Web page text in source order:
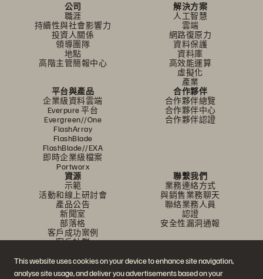
This website uses cookies on your device to enhance site navigation,
analyse site usage, and deliver you advertisements based on your
公司
職涯
持續性與社會影響力
投資人關係
領導團隊
地點
高階主管簡報中心
解決方案
人工智慧
雲端
網路復原力
資料保護
資料庫
高效能運算
虛擬化
產業
平台與產品
企業級資料雲端
Everpure 平台
Evergreen//One
FlashArray
FlashBlade
FlashBlade//EXA
即時企業級檔案
Portworx
合作夥伴
合作夥伴總覽
合作夥伴中心
合作夥伴認證
資源
示範
活動和線上研討會
產品公告
新聞室
部落格
客戶成功案例
客戶社群
聯繫我們
業務連絡方式
與銷售業務聊天
聯絡業務人員
認證
安全性漏洞通報